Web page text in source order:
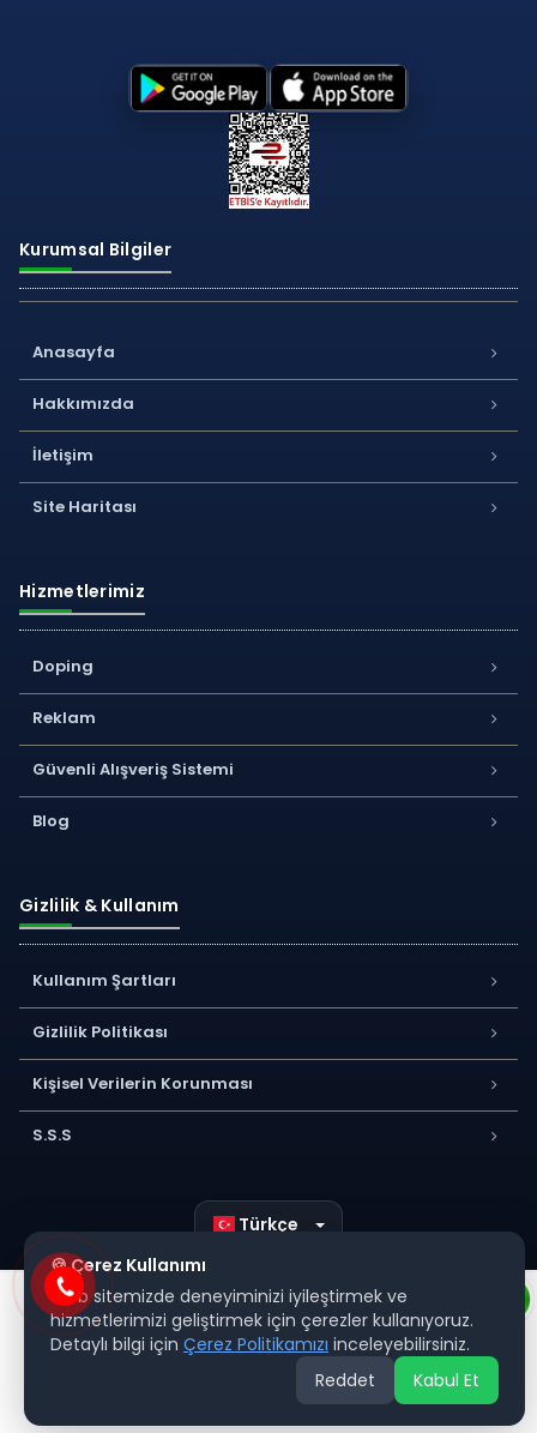
Kurumsal Bilgiler
Anasayfa
Hakkımızda
İletişim
Site Haritası
Hizmetlerimiz
Doping
Reklam
Güvenli Alışveriş Sistemi
Blog
Gizlilik & Kullanım
Kullanım Şartları
Gizlilik Politikası
Kişisel Verilerin Korunması
S.S.S
Türkçe
🍪 Çerez Kullanımı
Web sitemizde deneyiminizi iyileştirmek ve
hizmetlerimizi geliştirmek için çerezler kullanıyoruz.
Detaylı bilgi için Çerez Politikamızı inceleyebilirsiniz.
Reddet
Kabul Et